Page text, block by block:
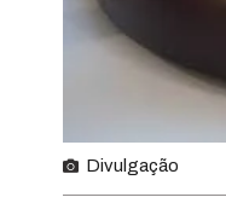
Divulgação